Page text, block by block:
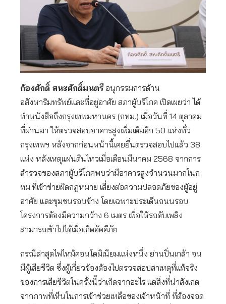
ก้องศักดิ์ สหะศักดิ์มนตรีอนุกรรมการด้าน
อสังหาริมทรัพย์และที่อยู่อาศัย สภาผู้บริโภค เปิดเผยว่า ได้
ทำหนังสือถึงกรุงเทพมหานคร (กทม.) เมื่อวันที่ 14 ตุลาคม
ที่ผ่านมา ให้ตรวจสอบอาคารสูงเพิ่มเติมอีก 50 แห่งทั่ว
กรุงเทพฯ หลังจากก่อนหน้านี้เคยยื่นตรวจสอบไปแล้ว 38
แห่ง หลังเหตุแผ่นดินไหวเมื่อเดือนมีนาคม 2568 จากการ
สำรวจของสภาผู้บริโภคพบว่ามีอาคารสูงจำนวนมากในก
ทม.ที่เข้าข่ายผิดกฎหมาย เสี่ยงต่อความปลอดภัยของผู้อยู่
อาศัย และชุมชนรอบข้าง โดยเฉพาะประเด็นถนนรอบ
โครงการต้องมีความกว้าง 6 เมตร เพื่อให้รถดับเพลิง
สามารถเข้าไปได้เมื่อเกิดอัคคีภัย
กรณีล่าสุดไฟไหม้คอนโดมิเนียมแห่งหนึ่ง ย่านปิ่นเกล้า จน
มีผู้เสียชีวิต ซึ่งผู้เกี่ยวข้องต้องไปตรวจสอบสาเหตุที่แท้จริง
ของการเสียชีวิตในครั้งนี้ว่าเกิดจากอะไร แต่สิ่งที่น่าสังเกต
จากภาพที่เห็นในการเข้าช่วยเหลือของเจ้าหน้าที่ ที่ต้องจอด